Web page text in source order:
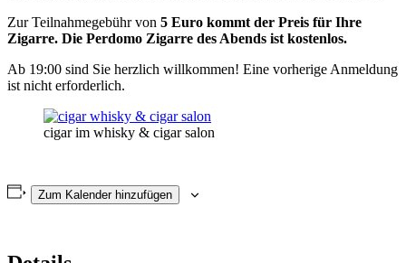
Zur Teilnahmegebühr von 5 Euro kommt der Preis für Ihre
Zigarre. Die Perdomo Zigarre des Abends ist kostenlos.
Ab 19:00 sind Sie herzlich willkommen! Eine vorherige Anmeldung
ist nicht erforderlich.
cigar im whisky & cigar salon
Zum Kalender hinzufügen